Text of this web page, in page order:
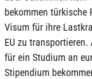
bekommen türkische
Visum für ihre
EU zu transportieren.
für ein Studium an
Stipendium